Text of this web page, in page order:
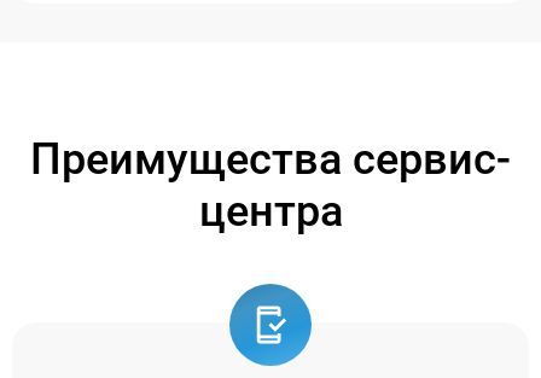
Преимущества сервис-
центра